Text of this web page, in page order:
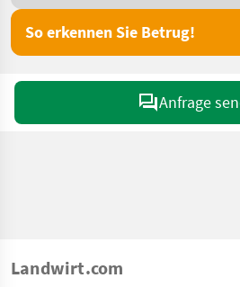
So erkennen Sie Betrug!
Anfrage
Landwirt.com